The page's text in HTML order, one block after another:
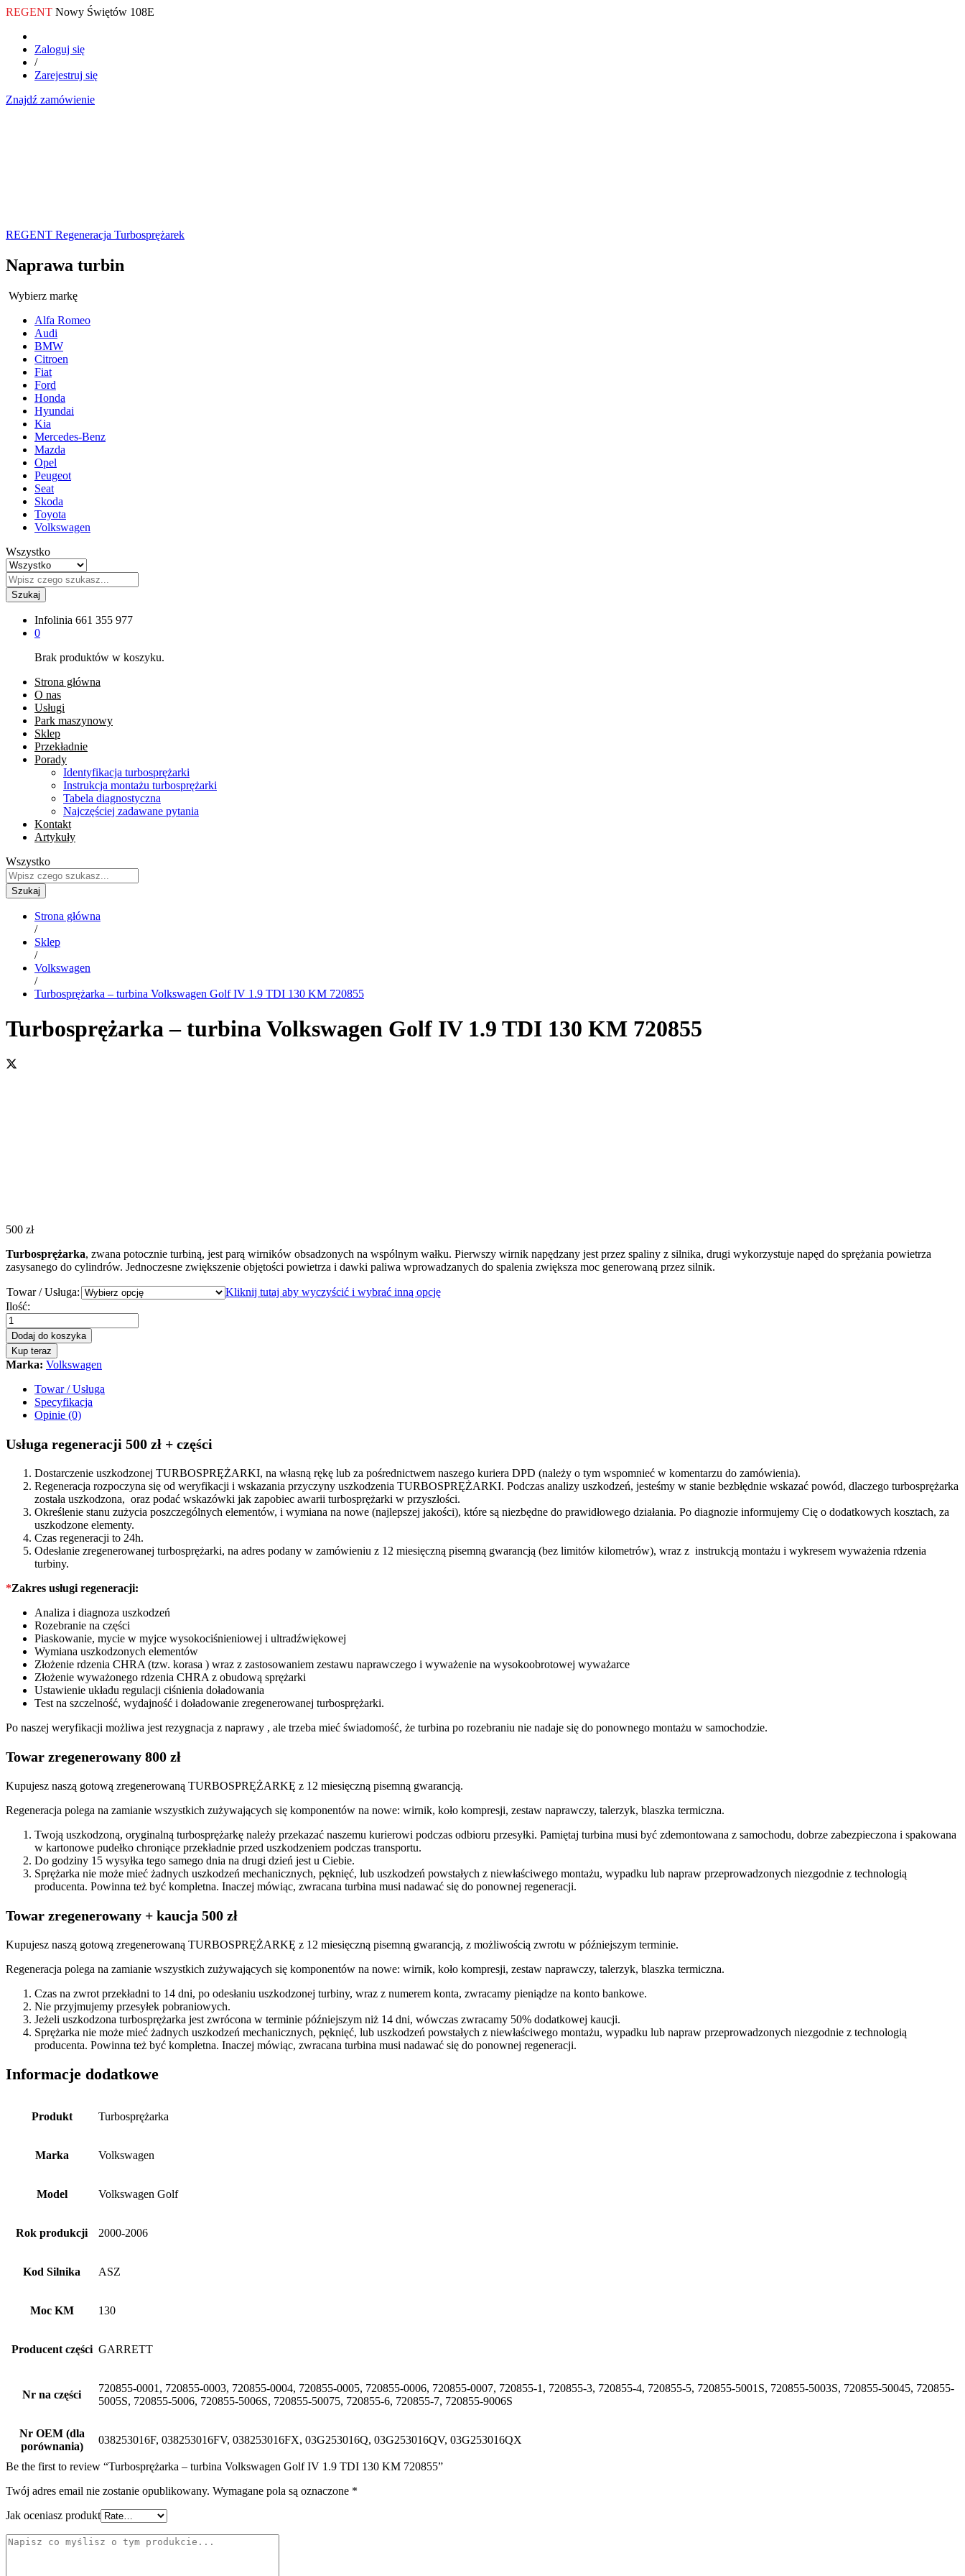
REGENT Nowy Świętów 108E
Zaloguj się
/
Zarejestruj się
Znajdź zamówienie
REGENT Regeneracja Turbosprężarek
Naprawa turbin
Wybierz markę
Alfa Romeo
Audi
BMW
Citroen
Fiat
Ford
Honda
Hyundai
Kia
Mercedes-Benz
Mazda
Opel
Peugeot
Seat
Skoda
Toyota
Volkswagen
Wszystko
Szukaj
Infolinia 661 355 977
0
Brak produktów w koszyku.
Strona główna
O nas
Usługi
Park maszynowy
Sklep
Przekładnie
Porady
Identyfikacja turbosprężarki
Instrukcja montażu turbosprężarki
Tabela diagnostyczna
Najczęściej zadawane pytania
Kontakt
Artykuły
Wszystko
Szukaj
Strona główna
/
Sklep
/
Volkswagen
/
Turbosprężarka – turbina Volkswagen Golf IV 1.9 TDI 130 KM 720855
Turbosprężarka – turbina Volkswagen Golf IV 1.9 TDI 130 KM 720855
500 zł
Turbosprężarka, zwana potocznie turbiną, jest parą wirników obsadzonych na wspólnym wałku. Pierwszy wirnik napędzany jest przez spaliny z silnika, drugi wykorzystuje napęd do sprężania powietrza
zasysanego do cylindrów. Jednoczesne zwiększenie objętości powietrza i dawki paliwa wprowadzanych do spalenia zwiększa moc generowaną przez silnik.
Towar / Usługa:
Kliknij tutaj aby wyczyścić i wybrać inną opcję
Turbosprężarka
turbina
Volkswagen
Golf
IV
quantity
Ilość:
Dodaj do koszyka
Kup teraz
Marka: Volkswagen
Towar / Usługa
Specyfikacja
Opinie (0)
Usługa regeneracji 500 zł + części
Dostarczenie uszkodzonej TURBOSPRĘŻARKI, na własną rękę lub za pośrednictwem naszego kuriera DPD (należy o tym wspomnieć w komentarzu do zamówienia).
Regeneracja rozpoczyna się od weryfikacji i wskazania przyczyny uszkodzenia TURBOSPRĘŻARKI. Podczas analizy uszkodzeń, jesteśmy w stanie bezbłędnie wskazać powód, dlaczego turbosprężarka
została uszkodzona, oraz podać wskazówki jak zapobiec awarii turbosprężarki w przyszłości.
Określenie stanu zużycia poszczególnych elementów, i wymiana na nowe (najlepszej jakości), które są niezbędne do prawidłowego działania. Po diagnozie informujemy Cię o dodatkowych kosztach, za
uszkodzone elementy.
Czas regeneracji to 24h.
Odesłanie zregenerowanej turbosprężarki, na adres podany w zamówieniu z 12 miesięczną pisemną gwarancją (bez limitów kilometrów), wraz z instrukcją montażu i wykresem wyważenia rdzenia
turbiny.
*Zakres usługi regeneracji:
Analiza i diagnoza uszkodzeń
Rozebranie na części
Piaskowanie, mycie w myjce wysokociśnieniowej i ultradźwiękowej
Wymiana uszkodzonych elementów
Złożenie rdzenia CHRA (tzw. korasa ) wraz z zastosowaniem zestawu naprawczego i wyważenie na wysokoobrotowej wyważarce
Złożenie wyważonego rdzenia CHRA z obudową sprężarki
Ustawienie układu regulacji ciśnienia doładowania
Test na szczelność, wydajność i doładowanie zregenerowanej turbosprężarki.
Po naszej weryfikacji możliwa jest rezygnacja z naprawy , ale trzeba mieć świadomość, że turbina po rozebraniu nie nadaje się do ponownego montażu w samochodzie.
Towar zregenerowany 800 zł
Kupujesz naszą gotową zregenerowaną TURBOSPRĘŻARKĘ z 12 miesięczną pisemną gwarancją.
Regeneracja polega na zamianie wszystkich zużywających się komponentów na nowe: wirnik, koło kompresji, zestaw naprawczy, talerzyk, blaszka termiczna.
Twoją uszkodzoną, oryginalną turbosprężarkę należy przekazać naszemu kurierowi podczas odbioru przesyłki. Pamiętaj turbina musi być zdemontowana z samochodu, dobrze zabezpieczona i spakowana
w kartonowe pudełko chroniące przekładnie przed uszkodzeniem podczas transportu.
Do godziny 15 wysyłka tego samego dnia na drugi dzień jest u Ciebie.
Sprężarka nie może mieć żadnych uszkodzeń mechanicznych, pęknięć, lub uszkodzeń powstałych z niewłaściwego montażu, wypadku lub napraw przeprowadzonych niezgodnie z technologią
producenta. Powinna też być kompletna. Inaczej mówiąc, zwracana turbina musi nadawać się do ponownej regeneracji.
Towar zregenerowany + kaucja 500 zł
Kupujesz naszą gotową zregenerowaną TURBOSPRĘŻARKĘ z 12 miesięczną pisemną gwarancją, z możliwością zwrotu w późniejszym terminie.
Regeneracja polega na zamianie wszystkich zużywających się komponentów na nowe: wirnik, koło kompresji, zestaw naprawczy, talerzyk, blaszka termiczna.
Czas na zwrot przekładni to 14 dni, po odesłaniu uszkodzonej turbiny, wraz z numerem konta, zwracamy pieniądze na konto bankowe.
Nie przyjmujemy przesyłek pobraniowych.
Jeżeli uszkodzona turbosprężarka jest zwrócona w terminie późniejszym niż 14 dni, wówczas zwracamy 50% dodatkowej kaucji.
Sprężarka nie może mieć żadnych uszkodzeń mechanicznych, pęknięć, lub uszkodzeń powstałych z niewłaściwego montażu, wypadku lub napraw przeprowadzonych niezgodnie z technologią
producenta. Powinna też być kompletna. Inaczej mówiąc, zwracana turbina musi nadawać się do ponownej regeneracji.
Informacje dodatkowe
Produkt Turbosprężarka
Marka Volkswagen
Model Volkswagen Golf
Rok produkcji 2000-2006
Kod Silnika ASZ
Moc KM 130
Producent części GARRETT
Nr na części
720855-0001, 720855-0003, 720855-0004, 720855-0005, 720855-0006, 720855-0007, 720855-1, 720855-3, 720855-4, 720855-5, 720855-5001S, 720855-5003S, 720855-50045, 720855-
5005S, 720855-5006, 720855-5006S, 720855-50075, 720855-6, 720855-7, 720855-9006S
Nr OEM (dla
porównania)
038253016F, 038253016FV, 038253016FX, 03G253016Q, 03G253016QV, 03G253016QX
Be the first to review “Turbosprężarka – turbina Volkswagen Golf IV 1.9 TDI 130 KM 720855”
Twój adres email nie zostanie opublikowany. Wymagane pola są oznaczone *
Jak oceniasz produkt